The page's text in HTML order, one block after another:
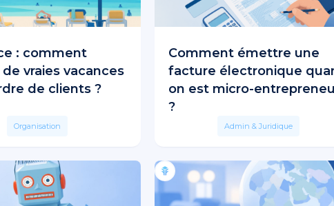
: comment
vraies vacances
de clients ?
Organisation
Comment émettre une
facture électronique
on est micro-
?
Admin & Juridique